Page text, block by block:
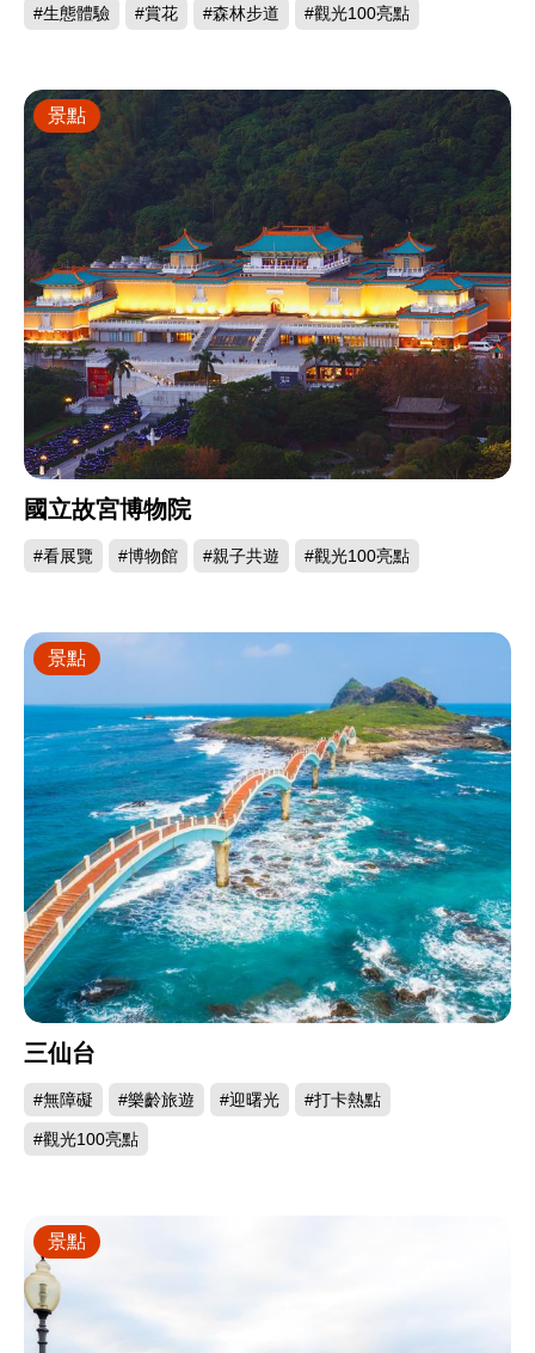
#生態體驗 #賞花 #森林步道 #觀光100亮點
國立故宮博物院
#看展覽 #博物館 #親子共遊 #觀光100亮點
景點
三仙台
#無障礙 #樂齡旅遊 #迎曙光 #打卡熱點
#觀光100亮點
景點
景點